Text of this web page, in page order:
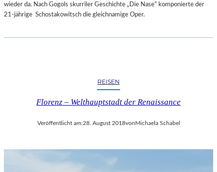
wieder da. Nach Gogols skurriler Geschichte „Die Nase“ komponierte der
21-jährige Schostakowitsch die gleichnamige Oper.
REISEN
Florenz – Welthauptstadt der Renaissance
Veröffentlicht am:28. August 2018vonMichaela Schabel